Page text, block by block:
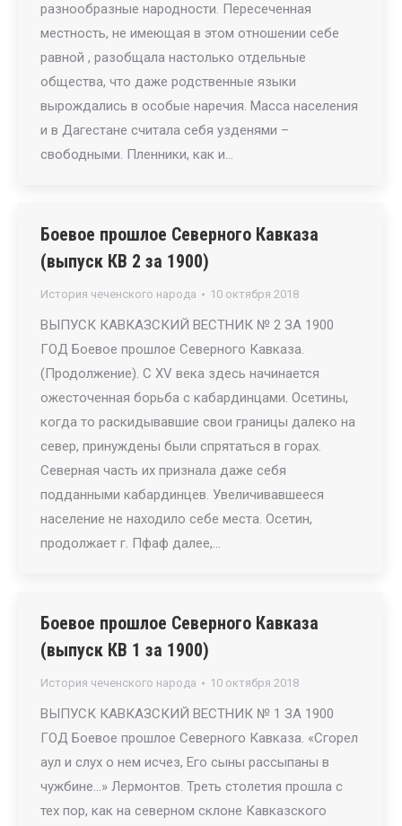
разнообразные народности. Пересеченная
местность, не имеющая в этом отношении себе
равной , разобщала настолько отдельные
общества, что даже родственные языки
вырождались в особые наречия. Масса населения
и в Дагестане считала себя узденями –
свободными. Пленники, как и…
Боевое прошлое Северного Кавказа
(выпуск КВ 2 за 1900)
История чеченского народа 10 октября 2018
ВЫПУСК КАВКАЗСКИЙ ВЕСТНИК № 2 ЗА 1900
ГОД Боевое прошлое Северного Кавказа.
(Продолжение). С XV века здесь начинается
ожесточенная борьба с кабардинцами. Осетины,
когда то раскидывавшие свои границы далеко на
север, принуждены были спрятаться в горах.
Северная часть их признала даже себя
подданными кабардинцев. Увеличивавшееся
население не находило себе места. Осетин,
продолжает г. Пфаф далее,…
Боевое прошлое Северного Кавказа
(выпуск КВ 1 за 1900)
История чеченского народа 10 октября 2018
ВЫПУСК КАВКАЗСКИЙ ВЕСТНИК № 1 ЗА 1900
ГОД Боевое прошлое Северного Кавказа. «Сгорел
аул и слух о нем исчез, Его сыны рассыпаны в
чужбине…» Лермонтов. Треть столетия прошла с
тех пор, как на северном склоне Кавказского